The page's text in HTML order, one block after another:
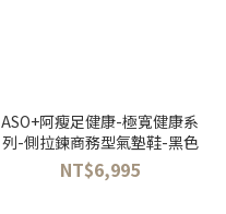
ASO+阿瘦足健康-極寬健康系
列-側拉鍊商務型氣墊鞋-黑色
NT$6,995